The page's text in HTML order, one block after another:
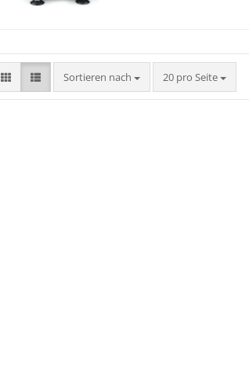
Sortieren nach
Sortieren nach 20 pro Seite
pro Seite